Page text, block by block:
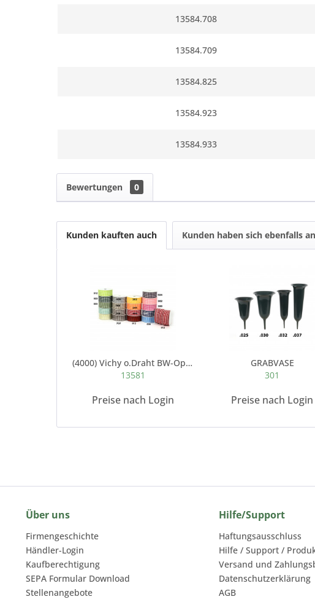
13584.708
13584.709
13584.825
13584.923
13584.933
Bewertungen 0
Kunden kauften auch Kunden haben sich ebenfalls
(4000) Vichy o.Draht BW-Optik 10mm 25 m
13581
Preise nach Login
GRABVASE
301
Preise nach Login
Über uns
Firmengeschichte
Händler-Login
Kaufberechtigung
SEPA Formular Download
Stellenangebote
Hilfe/Support
Haftungsausschluss
Hilfe / Support /
Versand und
Datenschutzerklärung
AGB